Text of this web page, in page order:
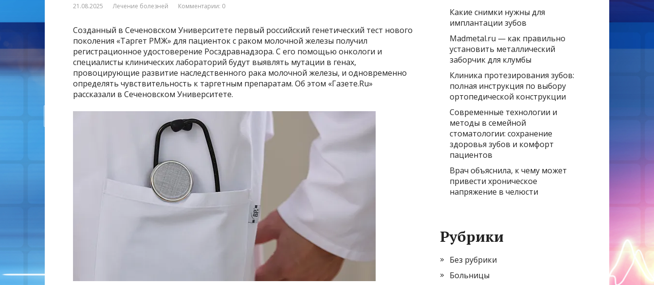
21.08.2025 Лечение болезней Комментарии: 0
Созданный в Сеченовском Университете первый российский генетический тест нового
поколения «Таргет РМЖ» для пациенток с раком молочной железы получил
регистрационное удостоверение Росздравнадзора. С его помощью онкологи и
специалисты клинических лабораторий будут выявлять мутации в генах,
провоцирующие развитие наследственного рака молочной железы, и одновременно
определять чувствительность к таргетным препаратам. Об этом «Газете.Ru»
рассказали в Сеченовском Университете.
Какие снимки нужны для
имплантации зубов
Madmetal.ru — как правильно
установить металлический
заборчик для клумбы
Клиника протезирования зубов:
полная инструкция по выбору
ортопедической конструкции
Современные технологии и
методы в семейной
стоматологии: сохранение
здоровья зубов и комфорт
пациентов
Врач объяснила, к чему может
привести хроническое
напряжение в челюсти
Рубрики
Без рубрики
Больницы